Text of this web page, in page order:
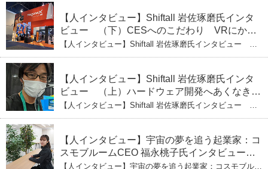
【人インタビュー】Shiftall 岩佐琢磨氏インタ
ビュー （下）CESへのこだわり VRにかけ
る未来
【人インタビュー】Shiftall 岩佐琢磨氏インタビュー
【人インタビュー】Shiftall 岩佐琢磨氏インタ
ビュー （上）ハードウェア開発へあくなき挑
戦 その起業の経緯とは
【人インタビュー】Shiftall 岩佐琢磨氏インタビュー
【人インタビュー】宇宙の夢を追う起業家：コ
スモブルームCEO 福永桃子氏インタビュー
（下）
【人インタビュー】宇宙の夢を追う起業家：コスモブルー